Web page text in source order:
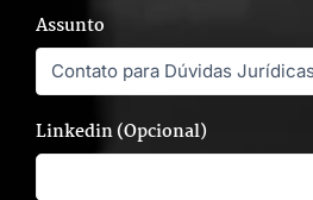
Assunto
Linkedin (Opcional)